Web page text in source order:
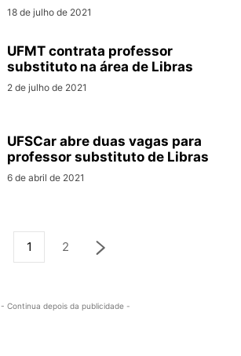
18 de julho de 2021
UFMT contrata professor
substituto na área de Libras
2 de julho de 2021
UFSCar abre duas vagas para
professor substituto de Libras
6 de abril de 2021
1 2
- Continua depois da publicidade -